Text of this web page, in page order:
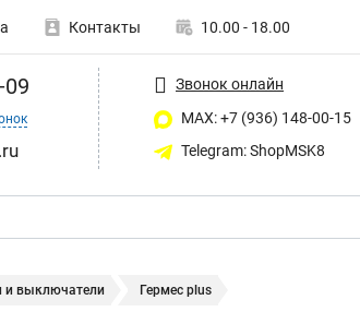
Контакты 10.00 - 18.00
09
Звонок онлайн
MAX: +7 (936) 148-00-15
Telegram: ShopMSK8
и выключатели Гермес plus